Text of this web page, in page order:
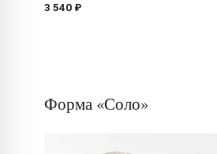
3 540 ₽
Форма «Соло»